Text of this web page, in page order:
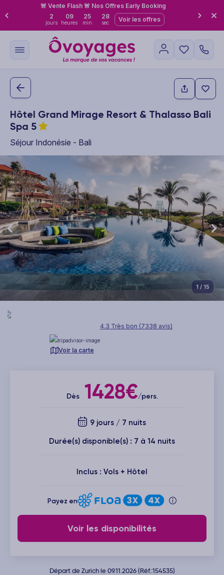
🚨 Vente Flash 🚨 Nos Offres Early Booking
2
jours
09
heures
25
min
27
sec Voir les offres
Hôtel Grand Mirage Resort & Thalasso Bali
Spa 5
Séjour Indonésie - Bali
This carousel shows one large product image at a time. Use the
1 / 15
4.3 Très bon (7338 avis)
Voir la carte
Dès1428€/pers.
9 jours / 7 nuits
Durée(s) disponible(s) : 7 à 14 nuits
Inclus : Vols + Hôtel
Payez en
Voir les disponibilités
Départ de Zurich le 09.11.2026 (Réf.:154535)